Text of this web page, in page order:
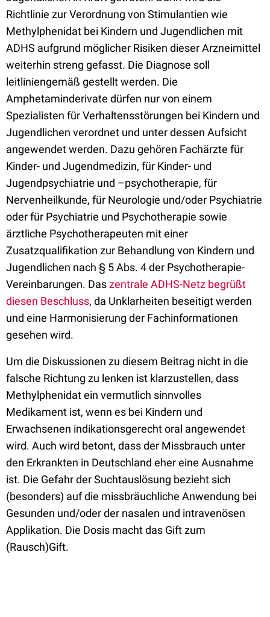
Richtlinie zur Verordnung von Stimulantien wie
Methylphenidat bei Kindern und Jugendlichen mit
ADHS aufgrund möglicher Risiken dieser Arzneimittel
weiterhin streng gefasst. Die Diagnose soll
leitliniengemäß gestellt werden. Die
Amphetaminderivate dürfen nur von einem
Spezialisten für Verhaltensstörungen bei Kindern und
Jugendlichen verordnet und unter dessen Aufsicht
angewendet werden. Dazu gehören Fachärzte für
Kinder- und Jugendmedizin, für Kinder- und
Jugendpsychiatrie und –psychotherapie, für
Nervenheilkunde, für Neurologie und/oder Psychiatrie
oder für Psychiatrie und Psychotherapie sowie
ärztliche Psychotherapeuten mit einer
Zusatzqualifikation zur Behandlung von Kindern und
Jugendlichen nach § 5 Abs. 4 der Psychotherapie-
Vereinbarungen. Daszentrale ADHS-Netz begrüßt
diesen Beschluss, da Unklarheiten beseitigt werden
und eine Harmonisierung der Fachinformationen
gesehen wird.
Um die Diskussionen zu diesem Beitrag nicht in die
falsche Richtung zu lenken ist klarzustellen, dass
Methylphenidat ein vermutlich sinnvolles
Medikament ist, wenn es bei Kindern und
Erwachsenen indikationsgerecht oral angewendet
wird. Auch wird betont, dass der Missbrauch unter
den Erkrankten in Deutschland eher eine Ausnahme
ist. Die Gefahr der Suchtauslösung bezieht sich
(besonders) auf die missbräuchliche Anwendung bei
Gesunden und/oder der nasalen und intravenösen
Applikation. Die Dosis macht das Gift zum
(Rausch)Gift.